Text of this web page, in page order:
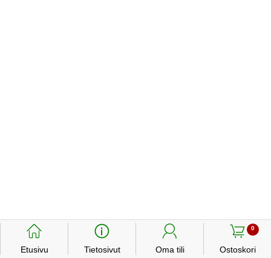
󰃱
Etusivu
󰈢
Tietosivut
󰃳
Oma tili
0
󰃦
Ostoskori